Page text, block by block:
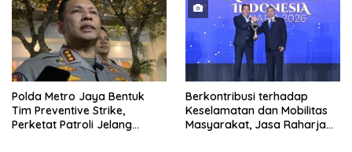
Polda Metro Jaya Bentuk
Tim Preventive Strike,
Perketat Patroli Jelang
Berkontribusi terhadap
Keselamatan dan Mobilitas
Masyarakat, Jasa Raharja